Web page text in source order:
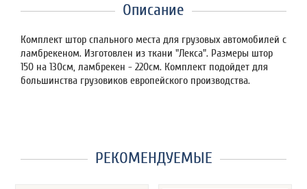
Описание
Комплект штор спального места для грузовых автомобилей с
ламбрекеном. Изготовлен из ткани "Лекса". Размеры штор
150 на 130см, ламбрекен - 220см. Комплект подойдет для
большинства грузовиков европейского производства.
РЕКОМЕНДУЕМЫЕ